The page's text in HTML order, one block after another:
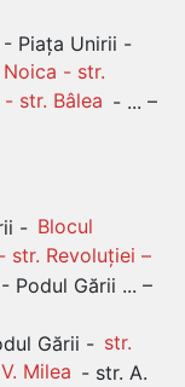
- Piața Unirii -
- str.
str. Bâlea - ... –
- Blocul
str. Revoluției –
- Podul Gării ... –
Gării - str.
Milea - str. A.